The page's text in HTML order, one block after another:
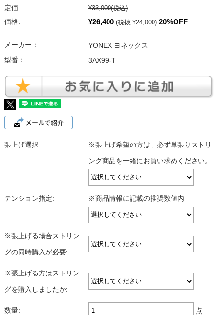
定価: ¥33,000(税込)
価格:
¥26,400 (税抜 ¥24,000) 20%OFF
メーカー：
YONEX ヨネックス
型番：
3AX99-T
張上げ選択: ※張上げ希望の方は、必ず単張りストリ
ング商品を一緒にお買い求めください。
テンション指定: ※商品情報に記載の推奨数値内
※張上げる場合ストリン
グの同時購入が必要:
※張上げる方はストリン
グを購入しましたか:
数量: 点